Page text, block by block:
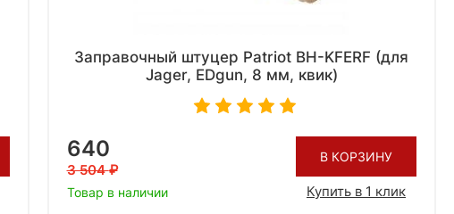
Заправочный штуцер Patriot BH-KFERF (для
Jager, EDgun, 8 мм, квик)
640
3 504
Товар в наличии
В КОРЗИНУ
Купить в 1 клик